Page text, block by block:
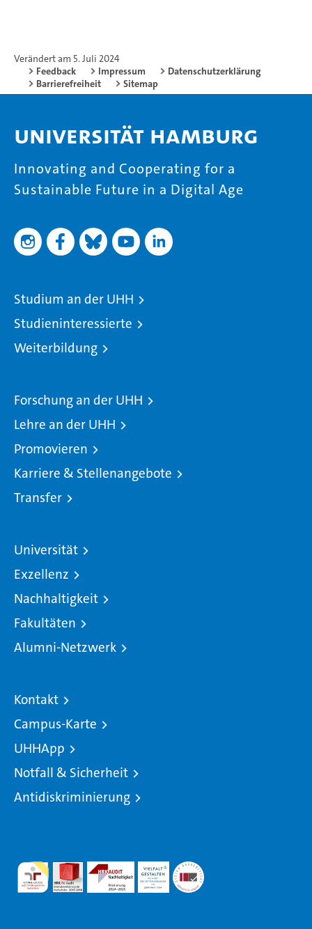
Verändert am 5. Juli 2024
Feedback
Impressum
Datenschutzerklärung
Barrierefreiheit
Sitemap
Universität Hamburg
Innovating and Cooperating for a
Sustainable Future in a Digital Age
Studium an der UHH
Studieninteressierte
Weiterbildung
Forschung an der UHH
Lehre an der UHH
Promovieren
Karriere & Stellenangebote
Transfer
Universität
Exzellenz
Nachhaltigkeit
Fakultäten
Alumni-Netzwerk
Kontakt
Campus-Karte
UHHApp
Notfall & Sicherheit
Antidiskriminierung